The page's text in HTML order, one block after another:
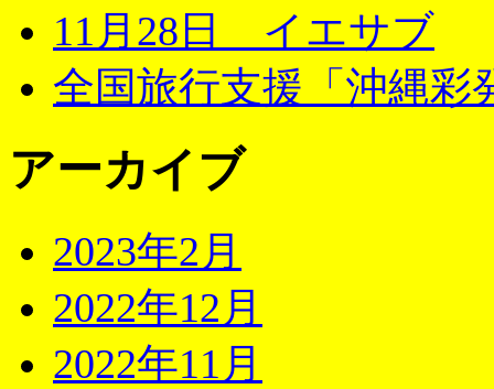
11月28日 イエサブ
全国旅行支援「沖縄彩
アーカイブ
2023年2月
2022年12月
2022年11月